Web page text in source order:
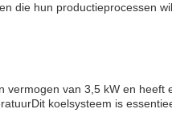
die hun productieprocessen
van 3,5 kW en
koelsysteem is